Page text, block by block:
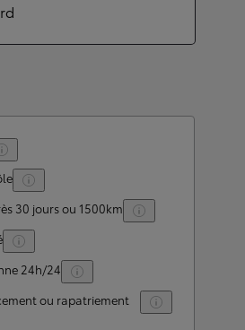
30 jours ou 1500km
24h/24
ou rapatriement